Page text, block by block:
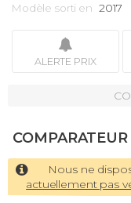
Modèle sorti en 2017
ALERTE PRIX
Nous ne
actuellement pas